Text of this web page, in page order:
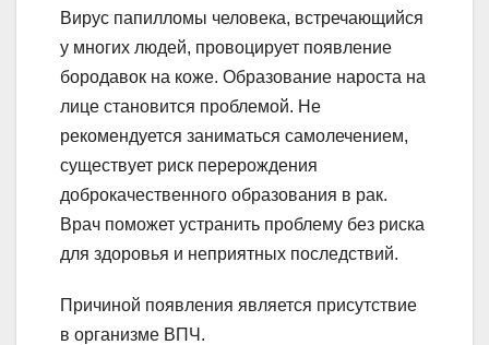
Вирус папилломы человека, встречающийся
у многих людей, провоцирует появление
бородавок на коже. Образование нароста на
лице становится проблемой. Не
рекомендуется заниматься самолечением,
существует риск перерождения
доброкачественного образования в рак.
Врач поможет устранить проблему без риска
для здоровья и неприятных последствий.
Причиной появления является присутствие
в организме ВПЧ.